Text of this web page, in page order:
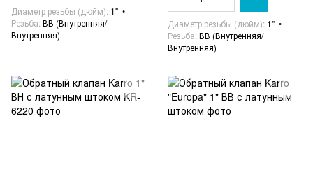
Диаметр резьбы (дюйм) 1"
Резьба ВВ (Внутренняя/
Внутренняя)
Диаметр резьбы (дюйм) 1"
Резьба ВВ (Внутренняя/
Внутренняя)